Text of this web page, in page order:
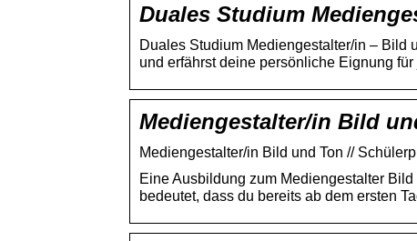
Duales Studium
Duales Studium Mediengestalter/in – Bild
und erfährst deine persönliche Eignung
Mediengestalter/in Bild
Mediengestalter/in Bild und Ton //
Eine Ausbildung zum Mediengestalter
bedeutet, dass du bereits ab dem ersten